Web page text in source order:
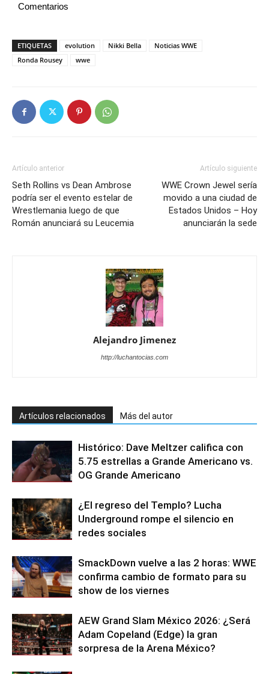
Comentarios
ETIQUETAS evolution Nikki Bella
Noticias WWE
Ronda Rousey
wwe
Artículo anterior
Seth Rollins vs Dean Ambrose
podría ser el evento estelar de
Wrestlemania luego de que
Román anunciará su Leucemia
Artículo siguiente
WWE Crown Jewel sería
movido a una ciudad de
Estados Unidos – Hoy
anunciarán la sede
Alejandro Jimenez
http://luchantocias.com
Artículos relacionados Más del autor
Histórico: Dave Meltzer califica con
5.75 estrellas a Grande Americano vs.
OG Grande Americano
¿El regreso del Templo? Lucha
Underground rompe el silencio en
redes sociales
SmackDown vuelve a las 2 horas: WWE
confirma cambio de formato para su
show de los viernes
AEW Grand Slam México 2026: ¿Será
Adam Copeland (Edge) la gran
sorpresa de la Arena México?